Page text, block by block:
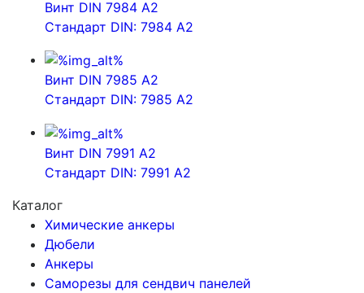
Винт DIN 7984 A2
Стандарт DIN: 7984 A2
Винт DIN 7985 A2
Стандарт DIN: 7985 A2
Винт DIN 7991 A2
Стандарт DIN: 7991 A2
Каталог
Химические анкеры
Дюбели
Анкеры
Саморезы для сендвич панелей